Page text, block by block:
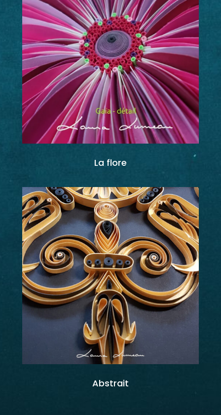
La flore
Abstrait